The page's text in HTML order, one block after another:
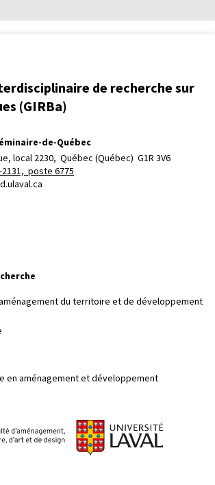
de recherche sur
(GIRBa)
de-Québec
local 2230, Québec (Québec)  G1R 3V6
2131, poste 6775
Twitter
du territoire et de développement
en aménagement et développement